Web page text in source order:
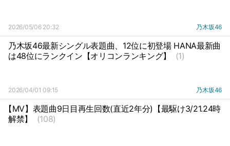
2026/05/06 20:32 乃木坂46
乃木坂46最新シングル表題曲、12位に初登場 HANA最新曲
は48位にランクイン【オリコンランキング】
(1)
2026/04/01 09:15 乃木坂46
【MV】表題曲9日目再生回数(直近2年分)【最駆け3/21.24時
解禁】
(108)